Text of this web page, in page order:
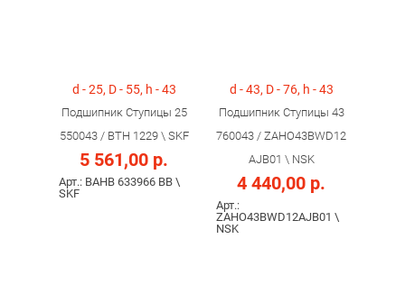
d - 25, D - 55, h - 43
Подшипник Ступицы 25
550043 / BTH 1229 \ SKF
5 561,00 р.
Арт.: BAHB 633966 BB \
SKF
d - 43, D - 76, h - 43
Подшипник Ступицы 43
760043 / ZAHO43BWD12
AJB01 \ NSK
4 440,00 р.
Арт.:
ZAHO43BWD12AJB01 \
NSK